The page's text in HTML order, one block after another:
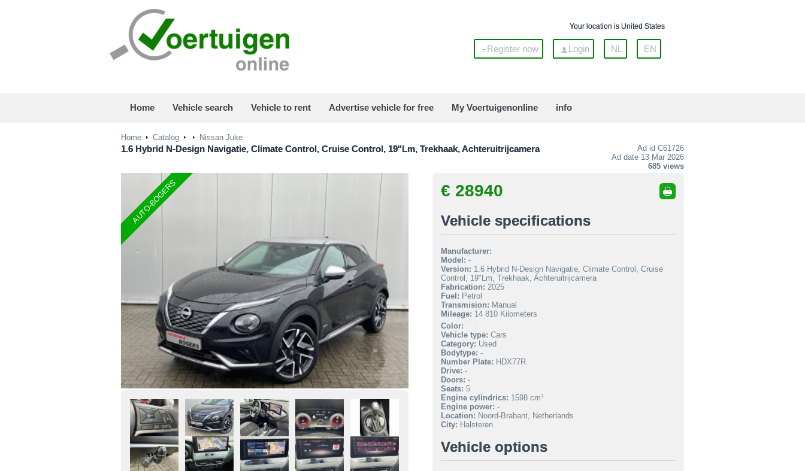
Your location is United States
Register now Login NL EN
Home Vehicle search Vehicle to rent Advertise vehicle for free My Voertuigenonline info
Home Catalog
Nissan Juke
Ad id C61726
Ad date 13 Mar 2026
685 views
1.6 Hybrid N-Design Navigatie, Climate Control, Cruise Control, 19"Lm, Trekhaak, Achteruitrijcamera
AUTO-BOGERS € 28940
Vehicle specifications
Manufacturer:
Model: -
Version: 1.6 Hybrid N-Design Navigatie, Climate Control, Cruise
Control, 19"Lm, Trekhaak, Achteruitrijcamera
Fabrication: 2025
Fuel: Petrol
Transmision: Manual
Mileage: 14 810 Kilometers
Color:
Vehicle type: Cars
Category: Used
Bodytype: -
Number Plate: HDX77R
Drive: -
Doors: -
Seats: 5
Engine cylindrics: 1598 cm³
Engine power: -
Location: Noord-Brabant, Netherlands
City: Halsteren
Vehicle options